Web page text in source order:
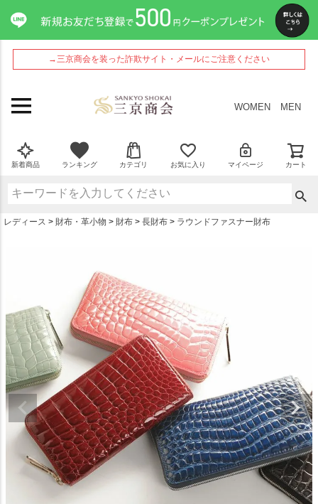
→三京商会を装った詐欺サイト・メールにご注意ください
WOMEN MEN
新着商品 ランキング カテゴリ お気に入り マイページ カート
レディース 財布・革小物 財布 長財布 ラウンドファスナー財布
ペー
ジト
ップ
へ